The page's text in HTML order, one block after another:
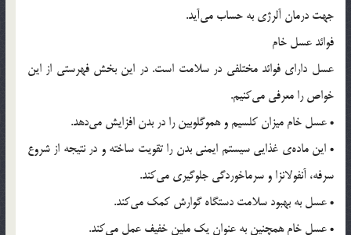
جهت درمان آلرژی به حساب می‌آید.
فوائد عسل خام
عسل دارای فوائد مختلفی در سلامت است. در این بخش فهرستی از این
خواص را معرفی می‌کنیم.
• عسل خام میزان کلسیم و هموگلوبین را در بدن افزایش می‌دهد.
• این ماده‌ی غذایی سیستم ایمنی بدن را تقویت ساخته و در نتیجه از شروع
سرفه، آنفولانزا و سرماخوردگی جلوگیری می‌کند.
• عسل به بهبود سلامت دستگاه گوارش کمک می‌کند.
• عسل خام همچنین به عنوان یک ملین خفیف عمل می‌کند.